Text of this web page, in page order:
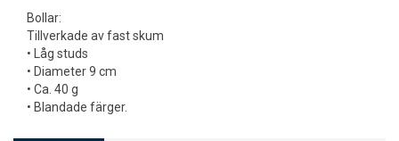
Bollar:
Tillverkade av fast skum
• Låg studs
• Diameter 9 cm
• Ca. 40 g
• Blandade färger.